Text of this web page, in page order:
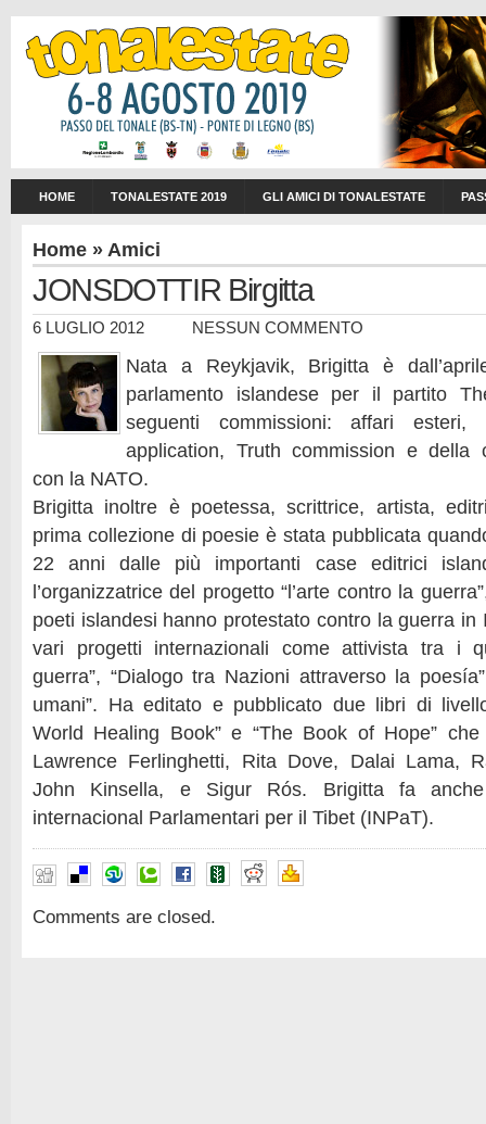
HOME TONALESTATE 2019 GLI AMICI DI TONALESTATE
Home » Amici
JONSDOTTIR Birgitta
6 LUGLIO 2012 NESSUN COMMENTO
Nata a Reykjavik, Brigitta è
parlamento islandese per il partito
seguenti commissioni: affari esteri,
application, Truth commission e della
con la NATO.
Brigitta inoltre è poetessa, scrittrice, artista,
prima collezione di poesie è stata pubblicata
22 anni dalle più importanti case editrici
l’organizzatrice del progetto “l’arte contro la
poeti islandesi hanno protestato contro la guerra in
vari progetti internazionali come attivista tra i
guerra”, “Dialogo tra Nazioni attraverso la
umani”. Ha editato e pubblicato due libri di
World Healing Book” e “The Book of Hope”
Lawrence Ferlinghetti, Rita Dove, Dalai Lama,
John Kinsella, e Sigur Rós. Brigitta fa
internacional Parlamentari per il Tibet (INPaT).
Comments are closed.